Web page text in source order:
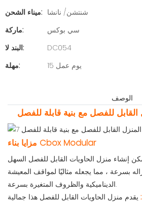
ميناء الشحن: شنتشن/ نانشا
ماركة:
سي بوكس
البند لا:
DC054
مهلة:
15 يوم عمل
الوصف
للفصل مع بنية قابلة للفصل
مزايا بناء Cbox Modular
إنشاء منزل الحاويات القابل للفصل السهل
بسرعة ، مما يجعله مثاليًا لمواقف المعيشة
الديناميكية والظروف المتغيرة بسرعة.
يقدم منزل الحاويات القابل للفصل هذا جمالية